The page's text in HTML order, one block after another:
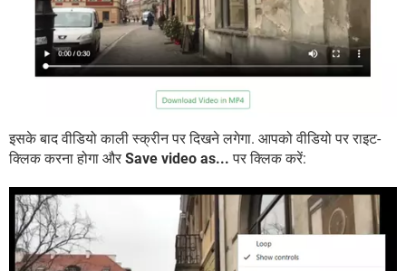
इसके बाद वीडियो काली स्क्रीन पर दिखने लगेगा. आपको वीडियो पर राइट-
क्लिक करना होगा और Save video as... पर क्लिक करें: